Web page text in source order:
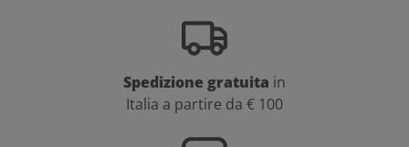
Spedizione gratuita in
Italia a partire da € 100